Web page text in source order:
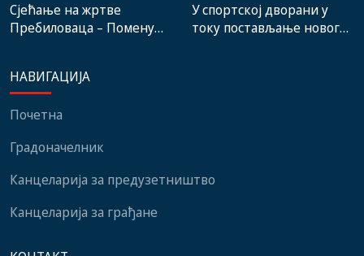
Сјећање на жртве
Пребиловаца – Помену
институција, локалних
заједница и грађани
У спортској дворани у
току постављање новог
НАВИГАЦИЈА
Почетна
Градоначелник
Канцеларија за предузетништво
Канцеларија за грађане